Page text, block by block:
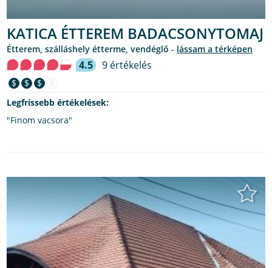
KATICA ÉTTEREM BADACSONYTOMAJ
étterem, szálláshely étterme, vendéglő - lássam a térképen
4.5 9 értékelés
$ $ $
Legfrissebb értékelések:
"Finom vacsora"